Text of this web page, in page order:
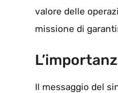
valore delle
missione di
Il messaggio del